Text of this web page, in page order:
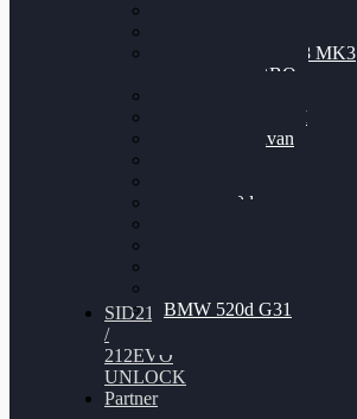
Nissan GT-R35 3.8 MK3
V6 TWINTURBO
VW Passat 2.0TDI
VW T6 Multivan
BMW 120d
BMW 520d G31
SID212
/
212EVO
UNLOCK
Partner